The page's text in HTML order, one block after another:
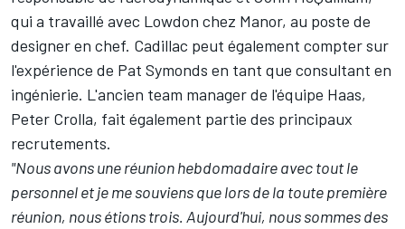
qui a travaillé avec Lowdon chez Manor, au poste de
designer en chef. Cadillac peut également compter sur
l'expérience de Pat Symonds en tant que consultant en
ingénierie. L'ancien team manager de l'équipe Haas,
Peter Crolla, fait également partie des principaux
recrutements.
"Nous avons une réunion hebdomadaire avec tout le
personnel et je me souviens que lors de la toute première
réunion, nous étions trois. Aujourd'hui, nous sommes des